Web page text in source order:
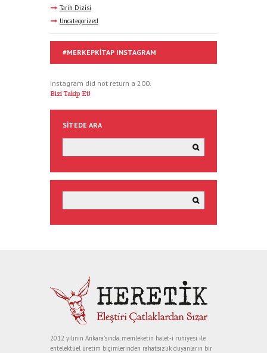
Tarih Dizisi
Uncategorized
#MERKEPKITAP INSTAGRAM
Instagram did not return a 200.
Bizi Takip Et!
SITEDE ARA
2012 yılının Ankara’sında, memleketin halet-i ruhiyesi ile
entelektüel üretim biçimlerinden rahatsızlık duyanların bir